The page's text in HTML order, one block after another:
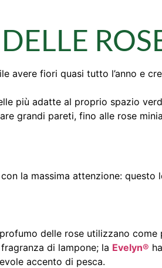
avere fiori quasi tutto l’anno e
più adatte al proprio spazio
grandi pareti, fino alle rose
la massima attenzione: questo
delle rose utilizzano come
di lampone; la Evelyn®
accento di pesca.